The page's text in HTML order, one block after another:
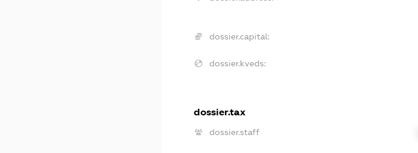
dossier.capital:
dossier.kveds:
dossier.tax
dossier.staff